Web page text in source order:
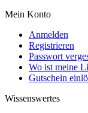
Mein Konto
Anmelden
Registrieren
Passwort
Wo ist meine
Gutschein
Wissenswertes